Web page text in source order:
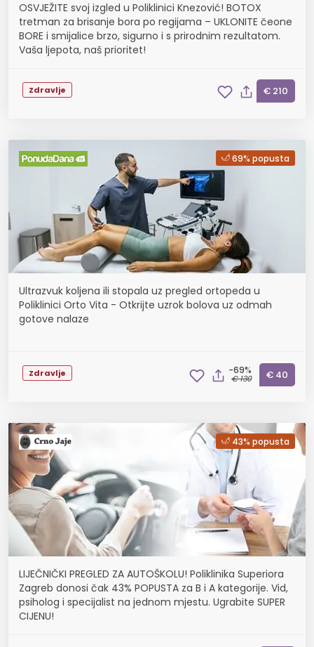
OSVJEŽITE svoj izgled u Poliklinici Knezović! BOTOX
tretman za brisanje bora po regijama – UKLONITE čeone
BORE i smijalice brzo, sigurno i s prirodnim rezultatom.
Vaša ljepota, naš prioritet!
Zdravlje € 210
69% popusta
Ultrazvuk koljena ili stopala uz pregled ortopeda u
Poliklinici Orto Vita - Otkrijte uzrok bolova uz odmah
gotove nalaze
Zdravlje -69%
€ 130 € 40
43% popusta
LIJEČNIČKI PREGLED ZA AUTOŠKOLU! Poliklinika Superiora
Zagreb donosi čak 43% POPUSTA za B i A kategorije. Vid,
psiholog i specijalist na jednom mjestu. Ugrabite SUPER
CIJENU!